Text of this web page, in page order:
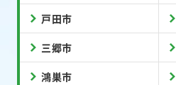
戸田市
三郷市
鴻巣市